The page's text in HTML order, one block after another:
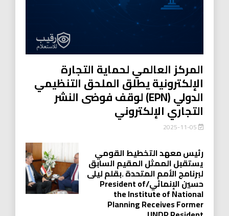
المركز العالمي لحماية التجارة
الإلكترونية يطلق الملحق التنظيمي
الدولي (EPN) لوقف فوضى النشر
التجاري الإلكتروني
رئيس معهد التخطيط القومي
يستقبل الممثل المقيم السابق
لبرنامج الأمم المتحدة .بقلم ليلى
حسين الإنمائي/President of
the Institute of National
Planning Receives Former